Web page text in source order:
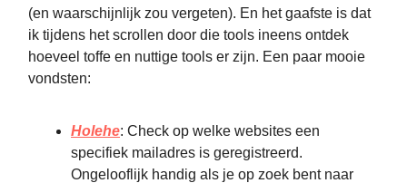
(en waarschijnlijk zou vergeten). En het gaafste is dat
ik tijdens het scrollen door die tools ineens ontdek
hoeveel toffe en nuttige tools er zijn. Een paar mooie
vondsten:
Holehe: Check op welke websites een
specifiek mailadres is geregistreerd.
Ongelooflijk handig als je op zoek bent naar